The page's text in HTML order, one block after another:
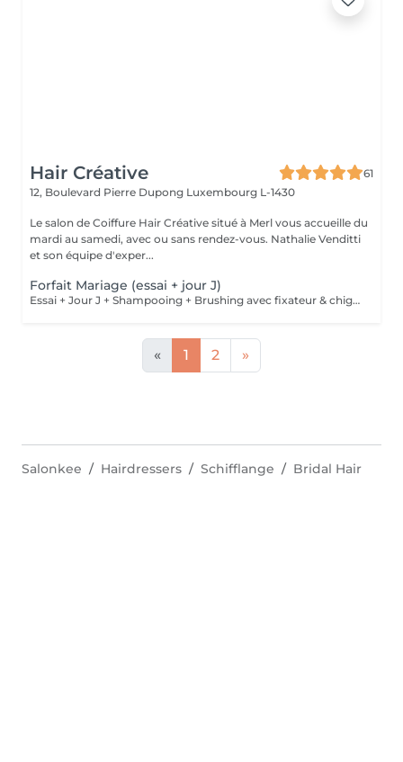
Hair Créative
61
12, Boulevard Pierre Dupong Luxembourg L-1430
Le salon de Coiffure Hair Créative situé à Merl vous accueille du
mardi au samedi, avec ou sans rendez-vous. Nathalie Venditti
et son équipe d'exper...
Forfait Mariage (essai + jour J)
Essai + Jour J + Shampooing + Brushing avec fixateur & chignon
« 1 2 »
Salonkee Hairdressers Schifflange Bridal Hair